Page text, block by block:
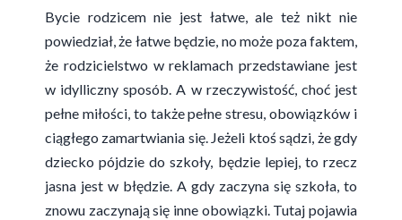
​Bycie rodzicem nie jest łatwe, ale też nikt nie
powiedział, że łatwe będzie, no może poza faktem,
że rodzicielstwo w reklamach przedstawiane jest
w idylliczny sposób. A w rzeczywistość, choć jest
pełne miłości, to także pełne stresu, obowiązków i
ciągłego zamartwiania się. Jeżeli ktoś sądzi, że gdy
dziecko pójdzie do szkoły, będzie lepiej, to rzecz
jasna jest w błędzie. A gdy zaczyna się szkoła, to
znowu zaczynają się inne obowiązki. Tutaj pojawia